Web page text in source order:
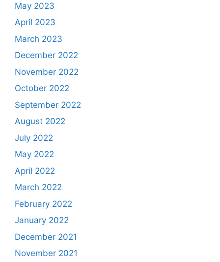
May 2023
April 2023
March 2023
December 2022
November 2022
October 2022
September 2022
August 2022
July 2022
May 2022
April 2022
March 2022
February 2022
January 2022
December 2021
November 2021